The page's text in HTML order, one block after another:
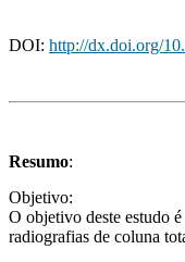
DOI: http://dx.doi.org/
Resumo:
Objetivo:
O objetivo deste estudo
radiografias de coluna